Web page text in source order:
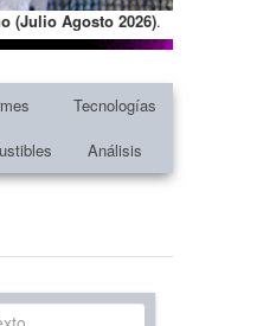
(Julio Agosto 2026).
Tecnologías
Análisis